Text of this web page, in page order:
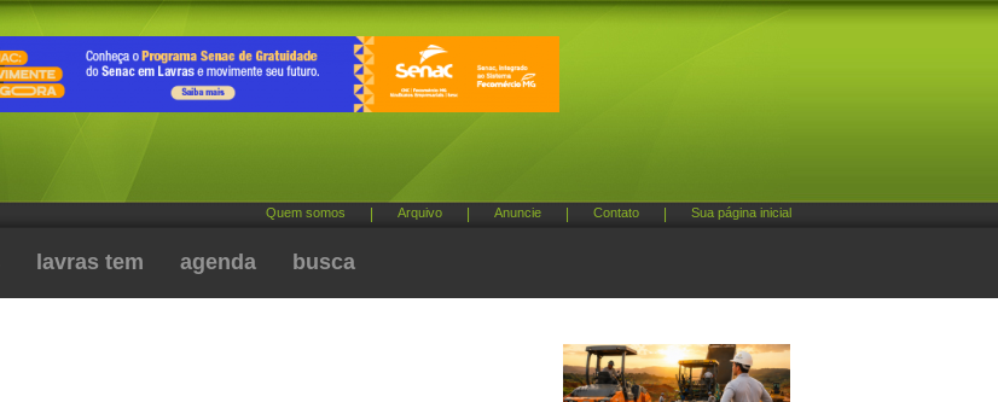
Quem somos Arquivo Anuncie Contato Sua página inicial
lavras tem agenda busca